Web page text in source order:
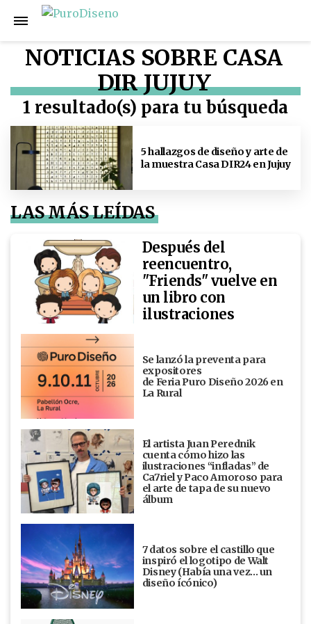
NOTICIAS SOBRE CASA
DIR JUJUY
1 resultado(s) para tu búsqueda
5 hallazgos de diseño y arte de
la muestra Casa DIR24 en Jujuy
LAS MÁS LEÍDAS
Después del
reencuentro,
"Friends" vuelve en
un libro con
ilustraciones
Se lanzó la preventa para
expositores
de Feria Puro Diseño 2026 en
La Rural
El artista Juan Perednik
cuenta cómo hizo las
ilustraciones “infladas” de
Ca7riel y Paco Amoroso para
el arte de tapa de su nuevo
álbum
7 datos sobre el castillo que
inspiró el logotipo de Walt
Disney (Había una vez... un
diseño ícónico)